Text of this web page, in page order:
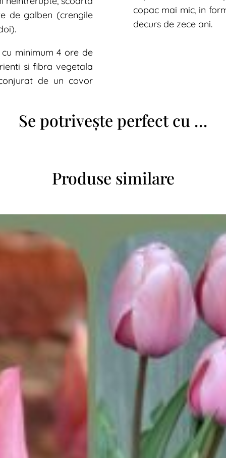
de galben (crengile
minimum 4 ore de
si fibra vegetala
de un covor
copac mai mic, in
decurs de zece ani.
Se potrivește perfect cu …
Produse similare